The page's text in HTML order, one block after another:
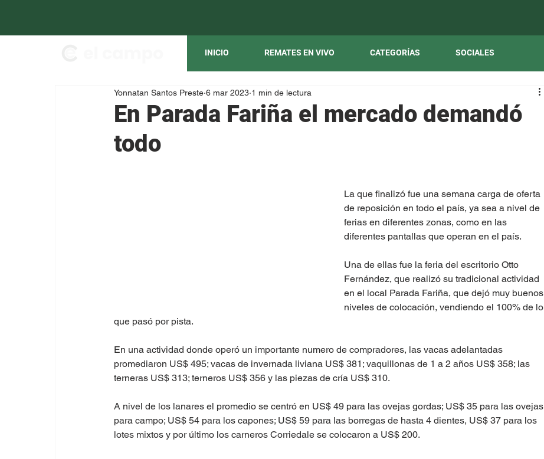
INICIO REMATES EN VIVO CATEGORÍAS SOCIALES
En Parada Fariña el mercado demandó
todo
Yonnatan Santos Preste 6 mar 2023 1 min de lectura
La que finalizó fue una semana carga de oferta
de reposición en todo el país, ya sea a nivel de
ferias en diferentes zonas, como en las
diferentes pantallas que operan en el país.
Una de ellas fue la feria del escritorio Otto
Fernández, que realizó su tradicional actividad
en el local Parada Fariña, que dejó muy buenos
niveles de colocación, vendiendo el 100% de lo
que pasó por pista.
En una actividad donde operó un importante numero de compradores, las vacas adelantadas
promediaron US$ 495; vacas de invernada liviana US$ 381; vaquillonas de 1 a 2 años US$ 358; las
terneras US$ 313; terneros US$ 356 y las piezas de cría US$ 310.
A nivel de los lanares el promedio se centró en US$ 49 para las ovejas gordas; US$ 35 para las ovejas
para campo; US$ 54 para los capones; US$ 59 para las borregas de hasta 4 dientes, US$ 37 para los
lotes mixtos y por último los carneros Corriedale se colocaron a US$ 200.